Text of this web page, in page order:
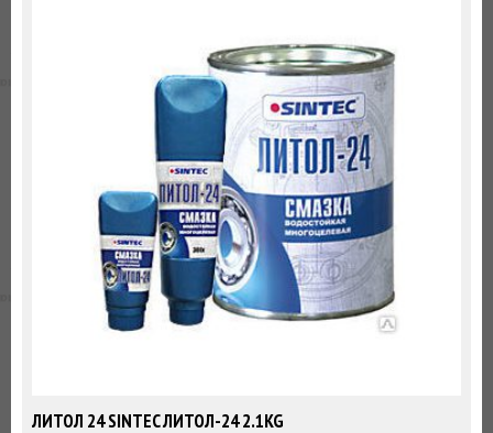
ЛИТОЛ 24 SINTEC ЛИТОЛ-24 2.1KG